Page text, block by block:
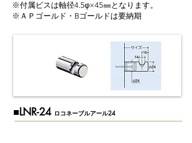
※付属ビスは軸径4.5φ×45㎜となります。
※ＡＰゴールド・Bゴールドは要納期
​■LNR-24 ロコネーブルアール24